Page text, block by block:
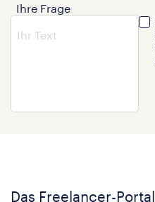
Ihre Frage
Das Freelancer-Portal